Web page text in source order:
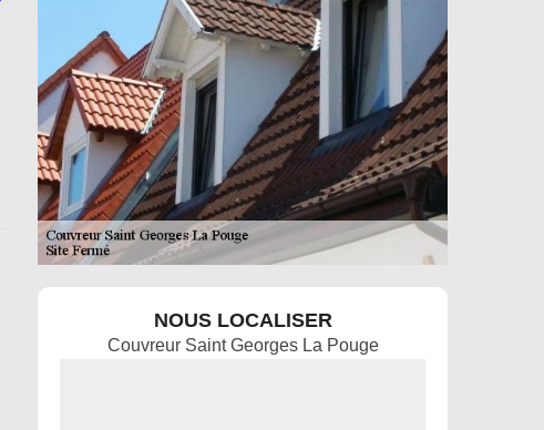
NOUS LOCALISER
Couvreur Saint Georges La Pouge